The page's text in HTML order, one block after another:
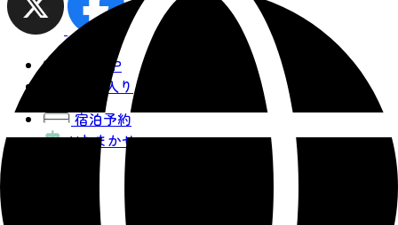
観光MAP
お気に入り
宿泊予約
AIおまかせ